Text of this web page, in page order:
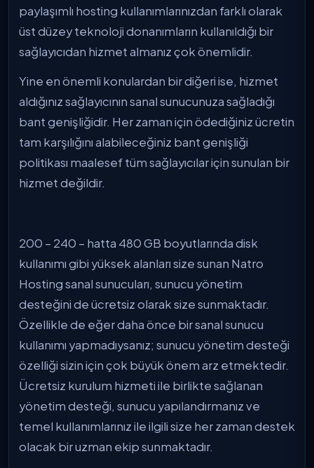
paylaşımlı hosting kullanımlarınızdan farklı olarak
üst düzey teknoloji donanımların kullanıldığı bir
sağlayıcıdan hizmet almanız çok önemlidir.
Yine en önemli konulardan bir diğeri ise, hizmet
aldığınız sağlayıcının sanal sunucunuza sağladığı
bant genişliğidir. Her zaman için ödediğiniz ücretin
tam karşılığını alabileceğiniz bant genişliği
politikası maalesef tüm sağlayıcılar için sunulan bir
hizmet değildir.
200 – 240 – hatta 480 GB boyutlarında disk
kullanımı gibi yüksek alanları size sunan Natro
Hosting sanal sunucuları, sunucu yönetim
desteğini de ücretsiz olarak size sunmaktadır.
Özellikle de eğer daha önce bir sanal sunucu
kullanımı yapmadıysanız; sunucu yönetim desteği
özelliği sizin için çok büyük önem arz etmektedir.
Ücretsiz kurulum hizmeti ile birlikte sağlanan
yönetim desteği, sunucu yapılandırmanız ve
temel kullanımlarınız ile ilgili size her zaman destek
olacak bir uzman ekip sunmaktadır.